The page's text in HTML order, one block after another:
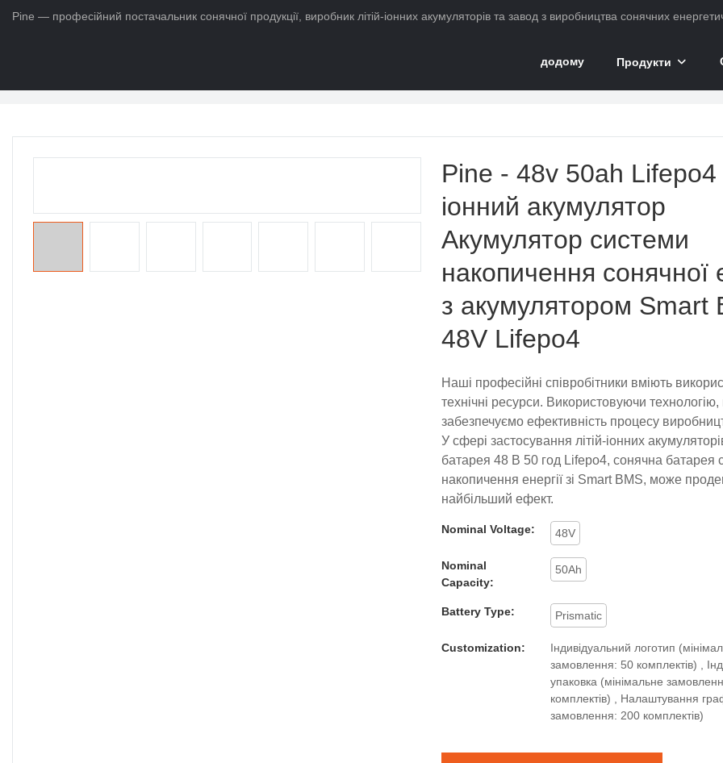
Pine — професійний постачальник сонячної продукції, виробник літій-іонних акумуляторів та завод з виробництва сонячних
додому Продукти
Pine - 48v 50ah Lifepo4
іонний акумулятор
Акумулятор системи
накопичення сонячної
з акумулятором Smart
48V Lifepo4
Наші професійні співробітники вміють
технічні ресурси. Використовуючи
забезпечуємо ефективність процесу
У сфері застосування літій-іонних
батарея 48 В 50 год Lifepo4, сонячна батарея
накопичення енергії зі Smart BMS, може
найбільший ефект.
Nominal Voltage: 48V
Nominal
Capacity:
50Ah
Battery Type: Prismatic
Customization:
Індивідуальний логотип
замовлення: 50 комплектів) ,
упаковка (мінімальне
комплектів) , Налаштування
замовлення: 200 комплектів)